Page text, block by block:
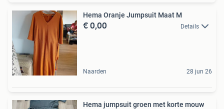
Hema Oranje Jumpsuit Maat M
€ 0,00 Details
Naarden 28 jun 26
Hema jumpsuit groen met korte mouw